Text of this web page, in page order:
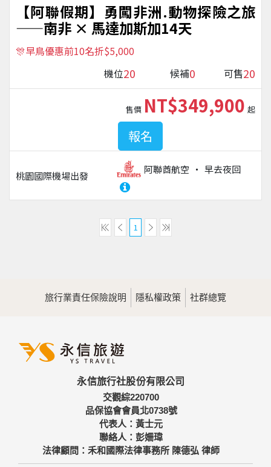
【阿聯假期】勇闖非洲.動物探險之旅
——南非 × 馬達加斯加14天
🎊早鳥優惠前10名折$5,000
機位20 候補0 可售20
桃園國際機場出發
阿聯酋航空 早去夜回
售價 NT$349,900 起
報名
1
旅行業責任保險說明 隱私權政策 社群總覽
永信旅行社股份有限公司
交觀綜220700
品保協會會員北0738號
代表人：黃士元
聯絡人：彭姍瑋
法律顧問：禾和國際法律事務所 陳德弘 律師